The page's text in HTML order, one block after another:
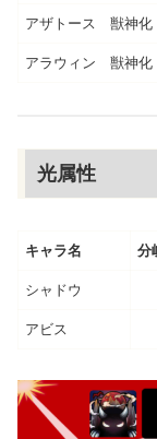
アザトース 獣神化
アラウィン 獣神化
光属性
キャラ名 分
シャドウ
アビス